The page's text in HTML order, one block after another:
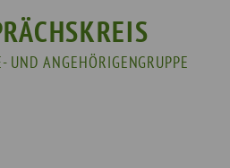
UND ANGEHÖRIGENGRUPPE